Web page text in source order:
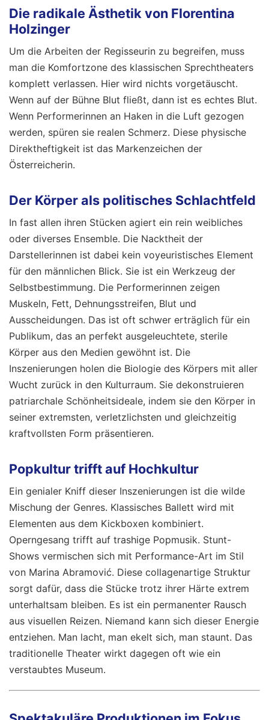
Die radikale Ästhetik von Florentina
Holzinger
Um die Arbeiten der Regisseurin zu begreifen, muss
man die Komfortzone des klassischen Sprechtheaters
komplett verlassen. Hier wird nichts vorgetäuscht.
Wenn auf der Bühne Blut fließt, dann ist es echtes Blut.
Wenn Performerinnen an Haken in die Luft gezogen
werden, spüren sie realen Schmerz. Diese physische
Direktheftigkeit ist das Markenzeichen der
Österreicherin.
Der Körper als politisches Schlachtfeld
In fast allen ihren Stücken agiert ein rein weibliches
oder diverses Ensemble. Die Nacktheit der
Darstellerinnen ist dabei kein voyeuristisches Element
für den männlichen Blick. Sie ist ein Werkzeug der
Selbstbestimmung. Die Performerinnen zeigen
Muskeln, Fett, Dehnungsstreifen, Blut und
Ausscheidungen. Das ist oft schwer erträglich für ein
Publikum, das an perfekt ausgeleuchtete, sterile
Körper aus den Medien gewöhnt ist. Die
Inszenierungen holen die Biologie des Körpers mit aller
Wucht zurück in den Kulturraum. Sie dekonstruieren
patriarchale Schönheitsideale, indem sie den Körper in
seiner extremsten, verletzlichsten und gleichzeitig
kraftvollsten Form präsentieren.
Popkultur trifft auf Hochkultur
Ein genialer Kniff dieser Inszenierungen ist die wilde
Mischung der Genres. Klassisches Ballett wird mit
Elementen aus dem Kickboxen kombiniert.
Operngesang trifft auf trashige Popmusik. Stunt-
Shows vermischen sich mit Performance-Art im Stil
von Marina Abramović. Diese collagenartige Struktur
sorgt dafür, dass die Stücke trotz ihrer Härte extrem
unterhaltsam bleiben. Es ist ein permanenter Rausch
aus visuellen Reizen. Niemand kann sich dieser Energie
entziehen. Man lacht, man ekelt sich, man staunt. Das
traditionelle Theater wirkt dagegen oft wie ein
verstaubtes Museum.